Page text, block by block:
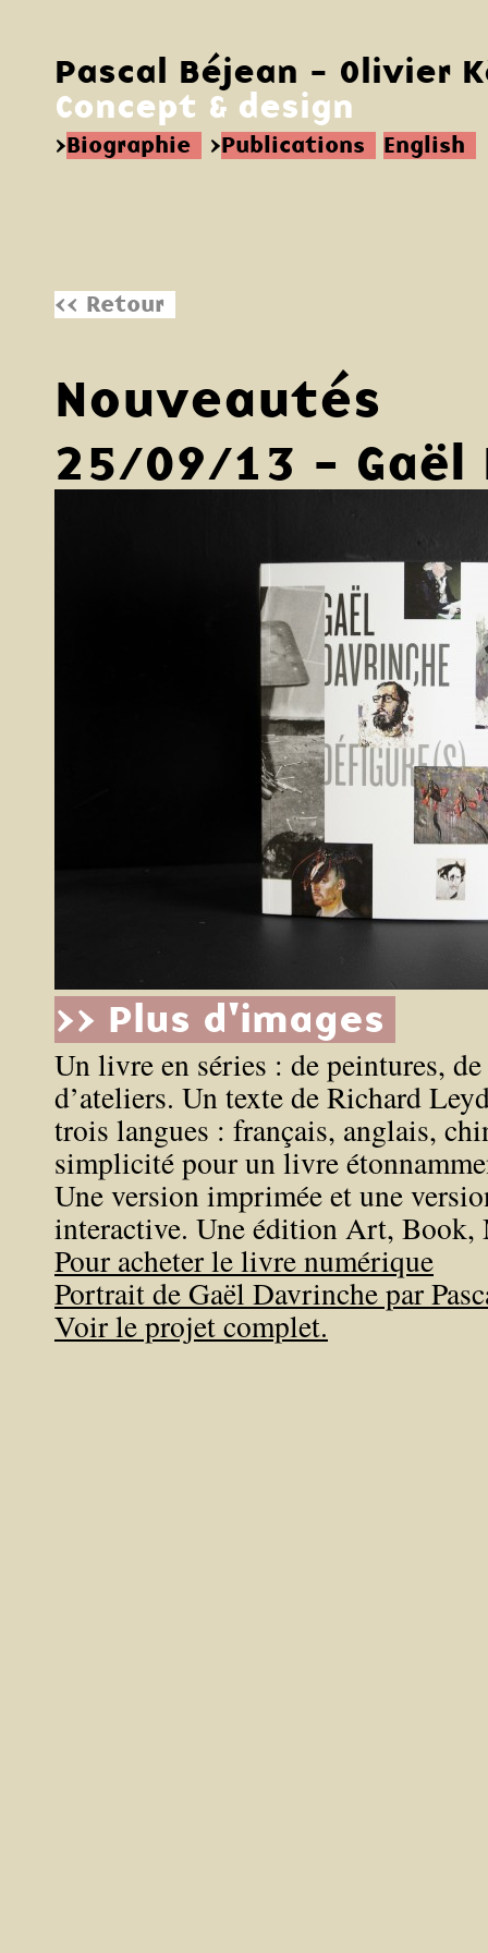
Pascal Béjean - Olivier
Concept & design
>Biographie >Publications English
<< Retour
Nouveautés
25/09/13 - Gaël
>> Plus d'images
Un livre en séries : de peintures,
d’ateliers. Un texte de Richard
trois langues : français, anglais,
simplicité pour un livre
Une version imprimée et une
interactive. Une édition Art, Book,
Pour acheter le livre numérique
Portrait de Gaël Davrinche par
Voir le projet complet.